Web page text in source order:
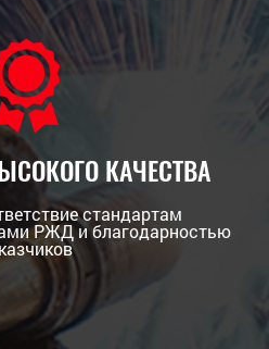
КАЧЕСТВА
стандартам
РЖД и благодарностью